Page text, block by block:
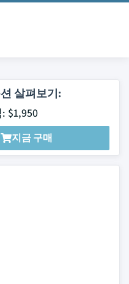
살펴보기:
$1,950
지금 구매